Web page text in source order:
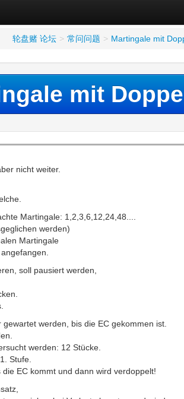
轮盘赌 论坛 > 常问问题 > Martingale mit
mit
nicht weiter.
Martingale: 1,2,3,6,12,24,48....
werden)
Martingale
soll pausiert werden,
werden, bis die EC gekommen ist.
werden: 12 Stücke.
Stufe.
EC kommt und dann wird verdoppelt!